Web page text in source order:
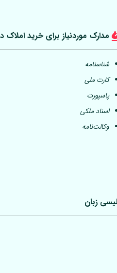
مدارک موردنیاز برای خرید
شناسنامه
کارت ملی
پاسپورت
اسناد ملکی
وکالت‌نامه
زبان